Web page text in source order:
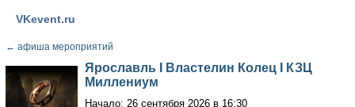
VKevent.ru
← афиша мероприятий
Ярославль I Властелин Колец I КЗЦ
Миллениум
Начало: 26 сентября 2026 в 16:30